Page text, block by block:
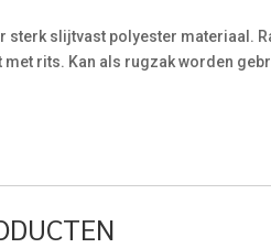
sterk slijtvast polyester materiaal.
rits. Kan als rugzak worden